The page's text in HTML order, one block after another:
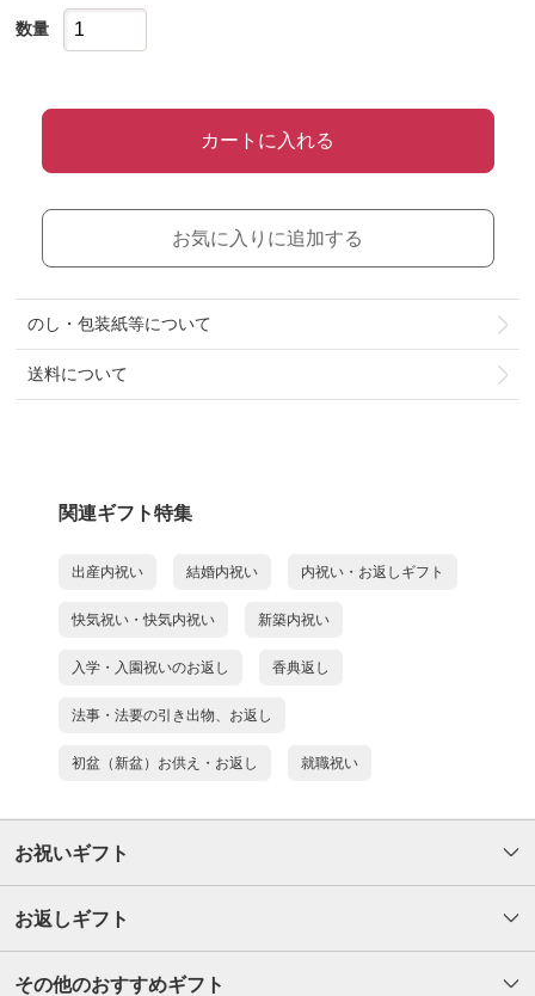
数量
カートに入れる
お気に入りに追加する
のし・包装紙等について
送料について
関連ギフト特集
出産内祝い 結婚内祝い 内祝い・お返しギフト
快気祝い・快気内祝い 新築内祝い
入学・入園祝いのお返し 香典返し
法事・法要の引き出物、お返し
初盆（新盆）お供え・お返し 就職祝い
お祝いギフト
お返しギフト
その他のおすすめギフト